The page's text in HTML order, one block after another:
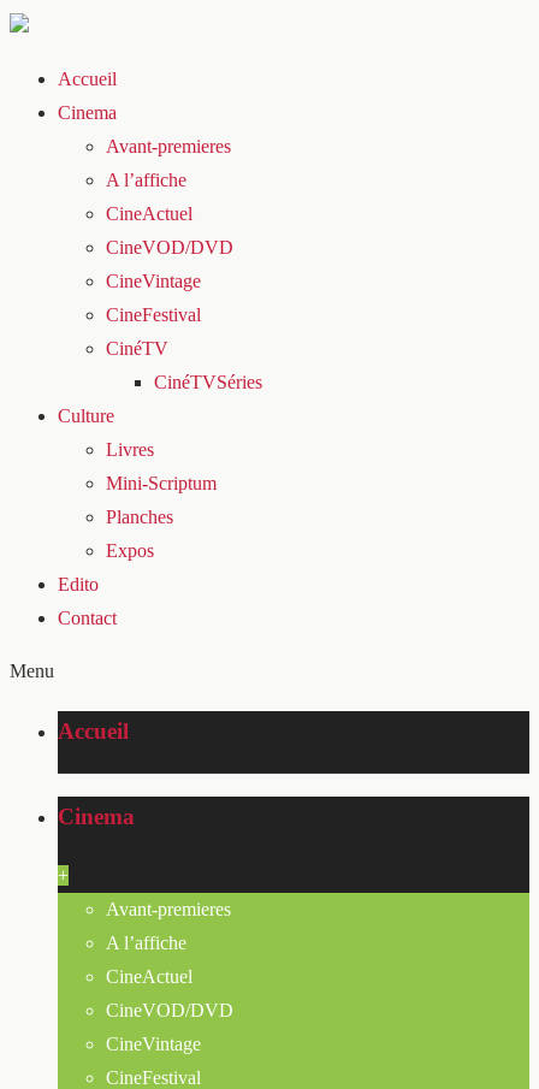
Accueil
Cinema
Avant-premieres
A l’affiche
CineActuel
CineVOD/DVD
CineVintage
CineFestival
CinéTV
CinéTVSéries
Culture
Livres
Mini-Scriptum
Planches
Expos
Edito
Contact
Menu
Accueil
Cinema
+
Avant-premieres
A l’affiche
CineActuel
CineVOD/DVD
CineVintage
CineFestival